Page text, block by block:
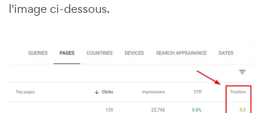
l'image ci-dessous.